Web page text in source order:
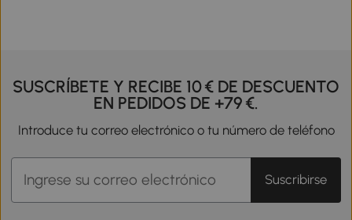
SUSCRÍBETE Y RECIBE 10 € DE DESCUENTO
EN PEDIDOS DE +79 €.
Introduce tu correo electrónico o tu número de teléfono
Suscribirse